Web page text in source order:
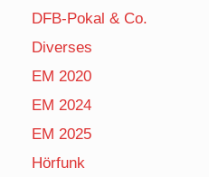
DFB-Pokal & Co.
Diverses
EM 2020
EM 2024
EM 2025
Hörfunk